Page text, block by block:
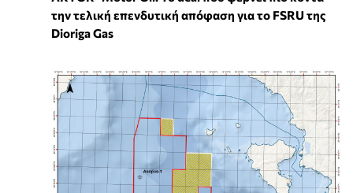
την τελική επενδυτική απόφαση για το FSRU της
Dioriga Gas